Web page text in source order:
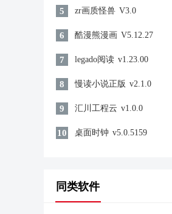
5 zr画质怪兽 V3.0
6 酷漫熊漫画 V5.12.27
7 legado阅读 v1.23.00
8 慢读小说正版 v2.1.0
9 汇川工程云 v1.0.0
10 桌面时钟 v5.0.5159
同类软件